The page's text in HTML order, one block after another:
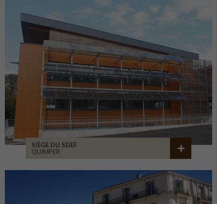
SIÈGE DU SDEF
QUIMPER